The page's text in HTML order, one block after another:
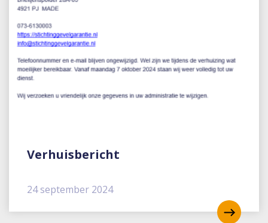
Verhuisbericht
24 september 2024